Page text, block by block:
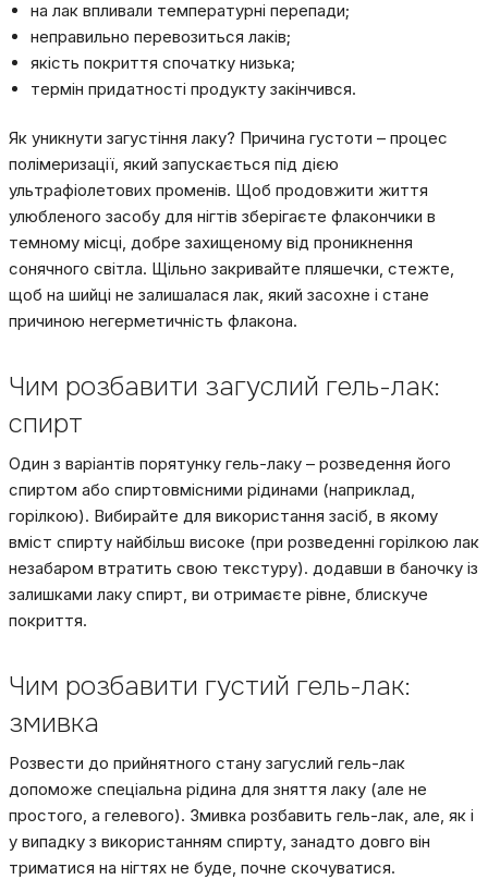
на лак впливали температурні перепади;
неправильно перевозиться лаків;
якість покриття спочатку низька;
термін придатності продукту закінчився.
Як уникнути загустіння лаку? Причина густоти – процес
полімеризації, який запускається під дією
ультрафіолетових променів. Щоб продовжити життя
улюбленого засобу для нігтів зберігаєте флакончики в
темному місці, добре захищеному від проникнення
сонячного світла. Щільно закривайте пляшечки, стежте,
щоб на шийці не залишалася лак, який засохне і стане
причиною негерметичність флакона.
Чим розбавити загуслий гель-лак:
спирт
Один з варіантів порятунку гель-лаку – розведення його
спиртом або спиртовмісними рідинами (наприклад,
горілкою). Вибирайте для використання засіб, в якому
вміст спирту найбільш високе (при розведенні горілкою лак
незабаром втратить свою текстуру). додавши в баночку із
залишками лаку спирт, ви отримаєте рівне, блискуче
покриття.
Чим розбавити густий гель-лак:
змивка
Розвести до прийнятного стану загуслий гель-лак
допоможе спеціальна рідина для зняття лаку (але не
простого, а гелевого). Змивка розбавить гель-лак, але, як і
у випадку з використанням спирту, занадто довго він
триматися на нігтях не буде, почне скочуватися.